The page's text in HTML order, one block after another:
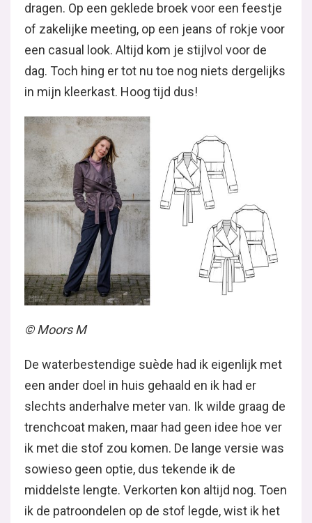
dragen. Op een geklede broek voor een feestje
of zakelijke meeting, op een jeans of rokje voor
een casual look. Altijd kom je stijlvol voor de
dag. Toch hing er tot nu toe nog niets dergelijks
in mijn kleerkast. Hoog tijd dus!
© Moors M
De waterbestendige suède had ik eigenlijk met
een ander doel in huis gehaald en ik had er
slechts anderhalve meter van. Ik wilde graag de
trenchcoat maken, maar had geen idee hoe ver
ik met die stof zou komen. De lange versie was
sowieso geen optie, dus tekende ik de
middelste lengte. Verkorten kon altijd nog. Toen
ik de patroondelen op de stof legde, wist ik het